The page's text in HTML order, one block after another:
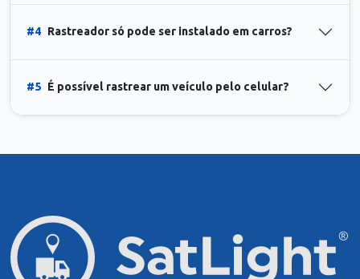
#4 Rastreador só pode ser instalado em carros?
#5 É possível rastrear um veículo pelo celular?